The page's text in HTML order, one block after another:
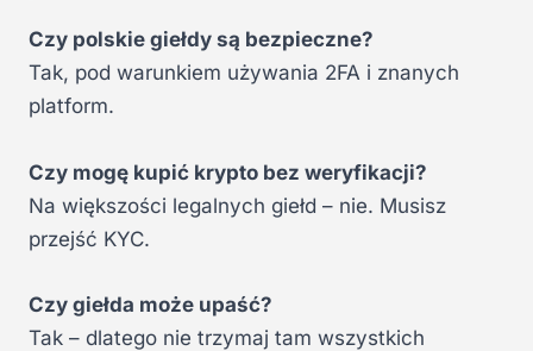
Czy polskie giełdy są bezpieczne?
Tak, pod warunkiem używania 2FA i znanych
platform.
Czy mogę kupić krypto bez weryfikacji?
Na większości legalnych giełd – nie. Musisz
przejść KYC.
Czy giełda może upaść?
Tak – dlatego nie trzymaj tam wszystkich